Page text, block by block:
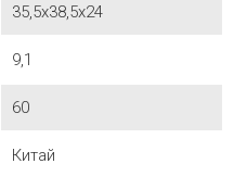
35,5x38,5x24
9,1
60
Китай